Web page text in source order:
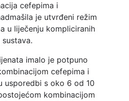
cefepima i
je utvrđeni režim
u liječenju kompliciranih
imalo je potpuno
cefepima i
usporedbi s oko 6 od 10
kombinacijom